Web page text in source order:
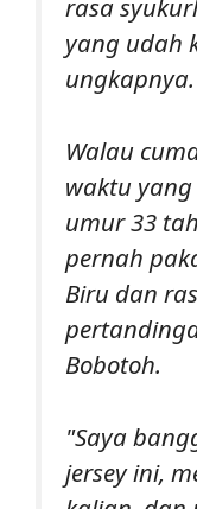
rasa
yang udah
ungkapnya.
Walau
waktu
umur 33
pernah
Biru dan
Bobotoh.
"Saya
jersey ini,